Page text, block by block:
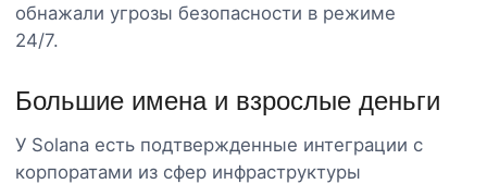
обнажали угрозы безопасности в режиме
24/7.
Большие имена и взрослые деньги
У Solana есть подтвержденные интеграции с
корпоратами из сфер инфраструктуры